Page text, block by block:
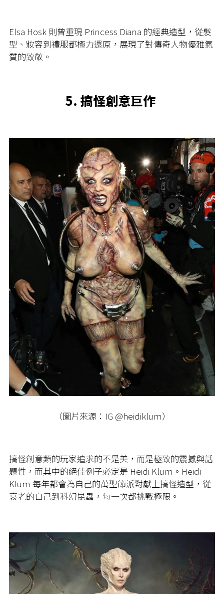
Elsa Hosk 則曾重現 Princess Diana 的經典造型，從髮
型、妝容到禮服都極力還原，展現了對傳奇人物優雅氣
質的致敬。
5.搞怪創意巨作
（圖片來源：IG @heidiklum）
搞怪創意類的玩家追求的不是美，而是極致的震撼與話
題性，而其中的絕佳例子必定是 Heidi Klum。Heidi
Klum 每年都會為自己的萬聖節派對獻上搞怪造型，從
衰老的自己到科幻昆蟲，每一次都挑戰極限。